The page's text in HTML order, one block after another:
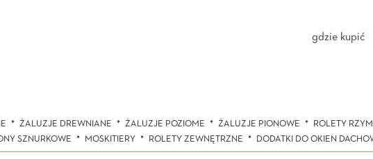
gdzie kupić
ŻALUZJE DREWNIANE ŻALUZJE POZIOME ŻALUZJE PIONOWE ROLETY
SZNURKOWE MOSKITIERY ROLETY ZEWNĘTRZNE DODATKI DO OKIEN